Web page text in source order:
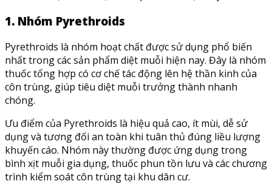
1. Nhóm Pyrethroids
Pyrethroids là nhóm hoạt chất được sử dụng phổ biến
nhất trong các sản phẩm diệt muỗi hiện nay. Đây là nhóm
thuốc tổng hợp có cơ chế tác động lên hệ thần kinh của
côn trùng, giúp tiêu diệt muỗi trưởng thành nhanh
chóng.
Ưu điểm của Pyrethroids là hiệu quả cao, ít mùi, dễ sử
dụng và tương đối an toàn khi tuân thủ đúng liều lượng
khuyến cáo. Nhóm này thường được ứng dụng trong
bình xịt muỗi gia dụng, thuốc phun tồn lưu và các chương
trình kiểm soát côn trùng tại khu dân cư.